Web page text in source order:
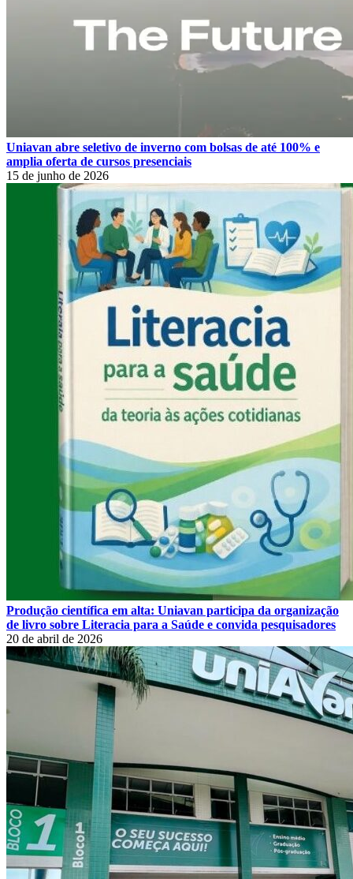
Uniavan abre seletivo de inverno com bolsas de até 100% e
amplia oferta de cursos presenciais
15 de junho de 2026
Produção científica em alta: Uniavan participa da organização
de livro sobre Literacia para a Saúde e convida pesquisadores
20 de abril de 2026